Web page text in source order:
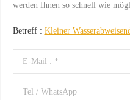
werden Ihnen so schnell wie
Betreff : Kleiner